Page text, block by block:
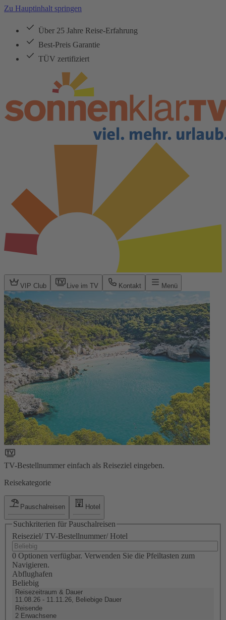
Zu Hauptinhalt springen
Über 25 Jahre Reise-Erfahrung
Best-Preis Garantie
TÜV zertifiziert
VIP Club Live im TV Kontakt Menü
TV-Bestellnummer einfach als Reiseziel eingeben.
Reisekategorie
Pauschalreisen Hotel
Suchkriterien für Pauschalreisen
Reiseziel/ TV-Bestellnummer/ Hotel
0 Optionen verfügbar. Verwenden Sie die Pfeiltasten zum
Navigieren.
Abflughafen
Beliebig
Reisezeitraum & Dauer
11.08.26 - 11.11.26, Beliebige Dauer
Reisende
2 Erwachsene